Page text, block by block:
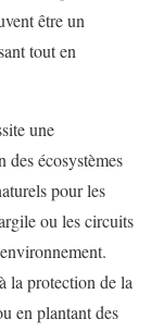
être un
tout en
une
écosystèmes
pour les
ou les circuits
la protection de la
en plantant des